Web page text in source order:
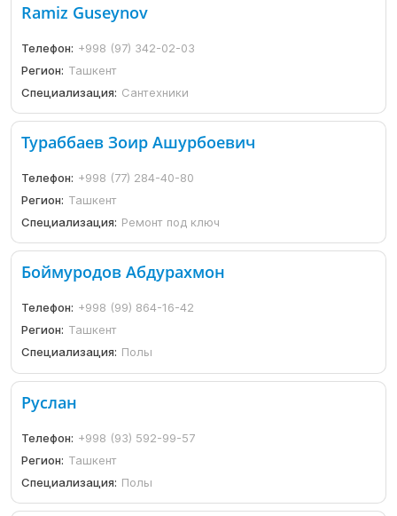
Ramiz Guseynov
Телефон: +998 (97) 342-02-03
Регион: Ташкент
Специализация: Сантехники
Тураббаев Зоир Ашурбоевич
Телефон: +998 (77) 284-40-80
Регион: Ташкент
Специализация: Ремонт под ключ
Боймуродов Абдурахмон
Телефон: +998 (99) 864-16-42
Регион: Ташкент
Специализация: Полы
Руслан
Телефон: +998 (93) 592-99-57
Регион: Ташкент
Специализация: Полы